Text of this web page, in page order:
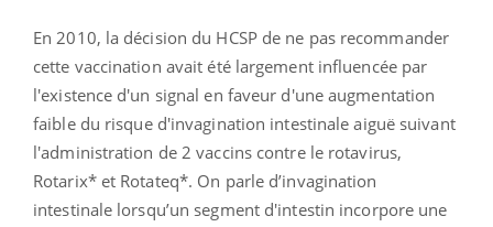
En 2010, la décision du HCSP de ne pas recommander
cette vaccination avait été largement influencée par
l'existence d'un signal en faveur d'une augmentation
faible du risque d'invagination intestinale aiguë suivant
l'administration de 2 vaccins contre le rotavirus,
Rotarix* et Rotateq*. On parle d’invagination
intestinale lorsqu’un segment d'intestin incorpore une